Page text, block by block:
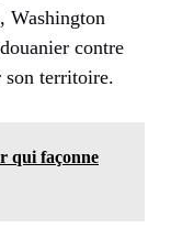
Washington
contre
son territoire.
qui façonne